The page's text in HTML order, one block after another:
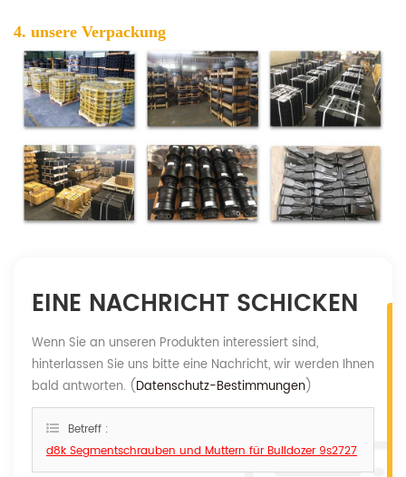
4. unsere Verpackung
EINE NACHRICHT SCHICKEN
Wenn Sie an unseren Produkten interessiert sind,
hinterlassen Sie uns bitte eine Nachricht, wir werden Ihnen
bald antworten. (Datenschutz-Bestimmungen)
Betreff :
d8k Segmentschrauben und Muttern für Bulldozer 9s2727